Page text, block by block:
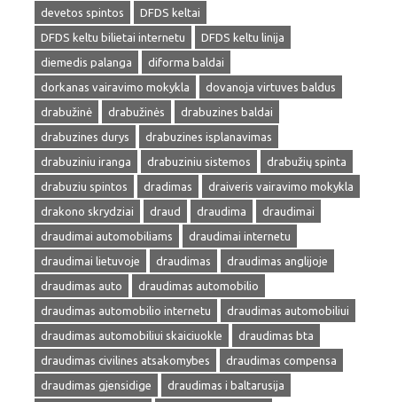
devetos spintos
DFDS keltai
DFDS keltu bilietai internetu
DFDS keltu linija
diemedis palanga
diforma baldai
dorkanas vairavimo mokykla
dovanoja virtuves baldus
drabužinė
drabužinės
drabuzines baldai
drabuzines durys
drabuzines isplanavimas
drabuziniu iranga
drabuziniu sistemos
drabužių spinta
drabuziu spintos
dradimas
draiveris vairavimo mokykla
drakono skrydziai
draud draudima
draudimai
draudimai automobiliams
draudimai internetu
draudimai lietuvoje
draudimas
draudimas anglijoje
draudimas auto
draudimas automobilio
draudimas automobilio internetu
draudimas automobiliui
draudimas automobiliui skaiciuokle
draudimas bta
draudimas civilines atsakomybes
draudimas compensa
draudimas gjensidige
draudimas i baltarusija